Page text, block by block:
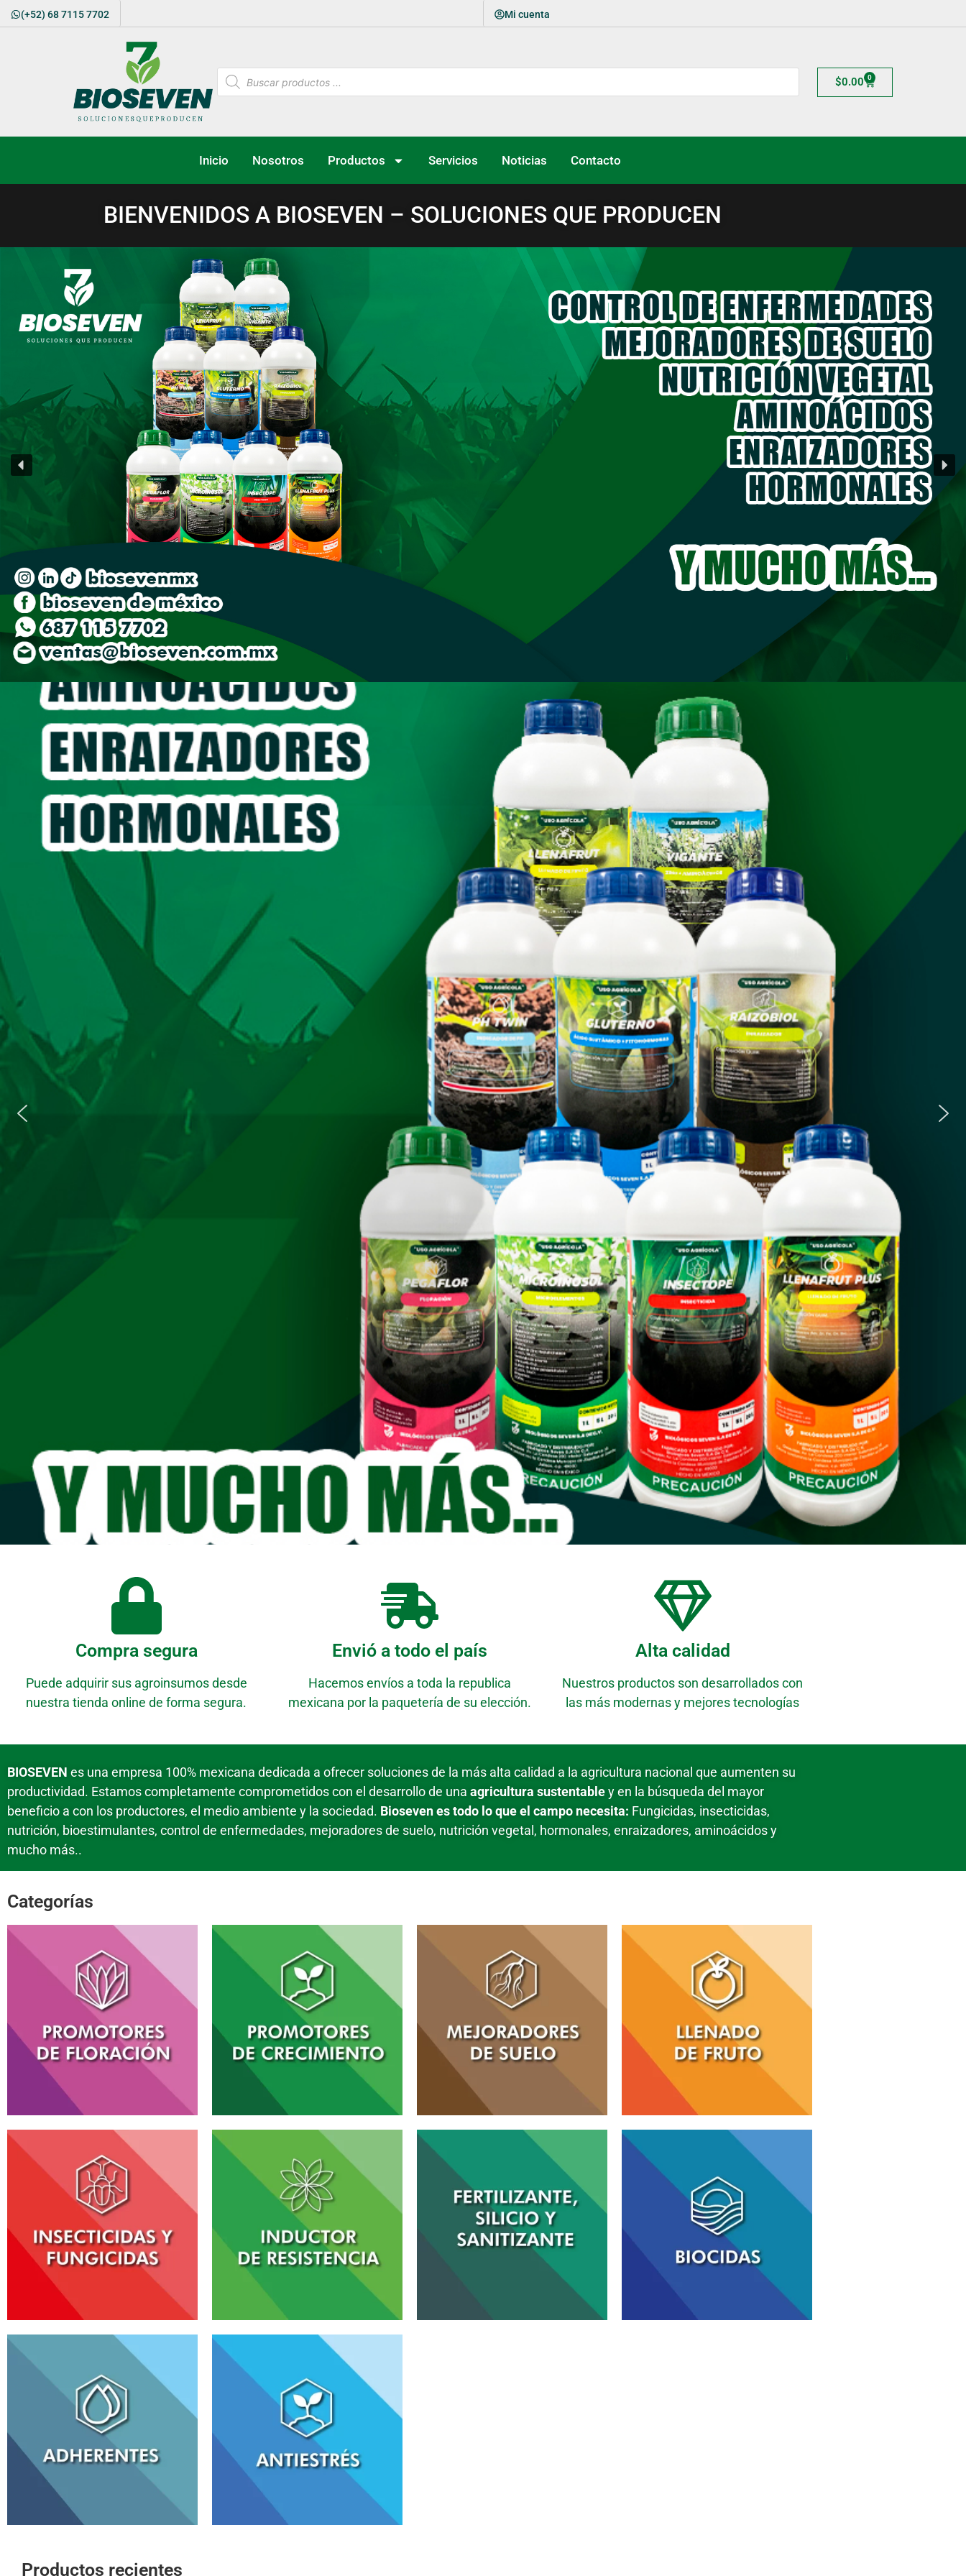
(+52) 68 7115 7702 Mi cuenta
$0.00 0
Inicio Nosotros Productos Servicios Noticias Contacto
BIENVENIDOS A BIOSEVEN – SOLUCIONES QUE PRODUCEN
Compra segura
Puede adquirir sus agroinsumos desde
nuestra tienda online de forma segura.
Envió a todo el país
Hacemos envíos a toda la republica
mexicana por la paquetería de su elección.
Alta calidad
Nuestros productos son desarrollados con
las más modernas y mejores tecnologías
BIOSEVEN es una empresa 100% mexicana dedicada a ofrecer soluciones de la más alta calidad a la agricultura nacional que aumenten su
productividad. Estamos completamente comprometidos con el desarrollo de una agricultura sustentabley en la búsqueda del mayor
beneficio a con los productores, el medio ambiente y la sociedad. Bioseven es todo lo que el campo necesita: Fungicidas, insecticidas,
nutrición, bioestimulantes, control de enfermedades, mejoradores de suelo, nutrición vegetal, hormonales, enraizadores, aminoácidos y
mucho más..
Categorías
Productos recientes